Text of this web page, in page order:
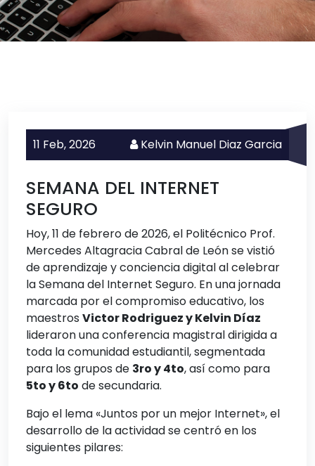
11 Feb,2026 Kelvin Manuel Diaz Garcia
SEMANA DEL INTERNET
SEGURO
Hoy, 11 de febrero de 2026, el Politécnico Prof.
Mercedes Altagracia Cabral de León se vistió
de aprendizaje y conciencia digital al celebrar
la Semana del Internet Seguro. En una jornada
marcada por el compromiso educativo, los
maestros Victor Rodriguez y Kelvin Díaz
lideraron una conferencia magistral dirigida a
toda la comunidad estudiantil, segmentada
para los grupos de 3ro y 4to, así como para
5to y 6to de secundaria.
Bajo el lema «Juntos por un mejor Internet», el
desarrollo de la actividad se centró en los
siguientes pilares: